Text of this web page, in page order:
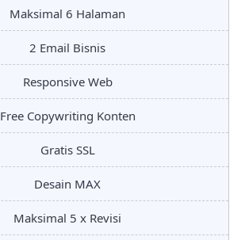
Maksimal 6 Halaman
2 Email Bisnis
Responsive Web
Free Copywriting Konten
Gratis SSL
Desain MAX
Maksimal 5 x Revisi